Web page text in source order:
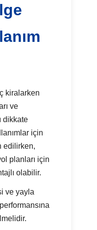
kiralarken
ve
dikkate
için
edilirken,
planları için
olabilir.
ve yayla